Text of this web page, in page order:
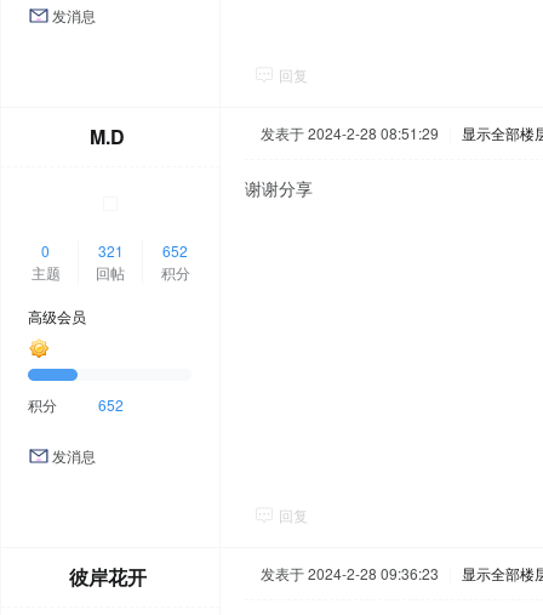
发消息
回复
M.D
0
主题
321
回帖
652
积分
高级会员
积分 652
发消息
发表于 2024-2-28 08:51:29 显示全部楼
谢谢分享
回复
彼岸花开 发表于 2024-2-28 09:36:23 显示全部楼